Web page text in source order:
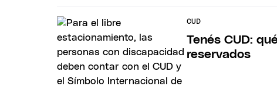
CUD
Tenés CUD:
reservados